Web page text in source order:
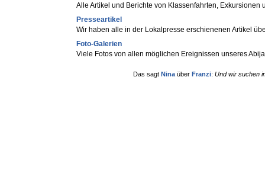
Alle Artikel und Berichte von Klassenfahrten,
Presseartikel
Wir haben alle in der Lokalpresse erschienenen Artikel
Foto-Galerien
Viele Fotos von allen möglichen Ereignissen unseres
Das sagt Ninaüber Franzi: Und wir suchen